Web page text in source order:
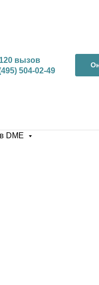
вызов
504-02-49
DME